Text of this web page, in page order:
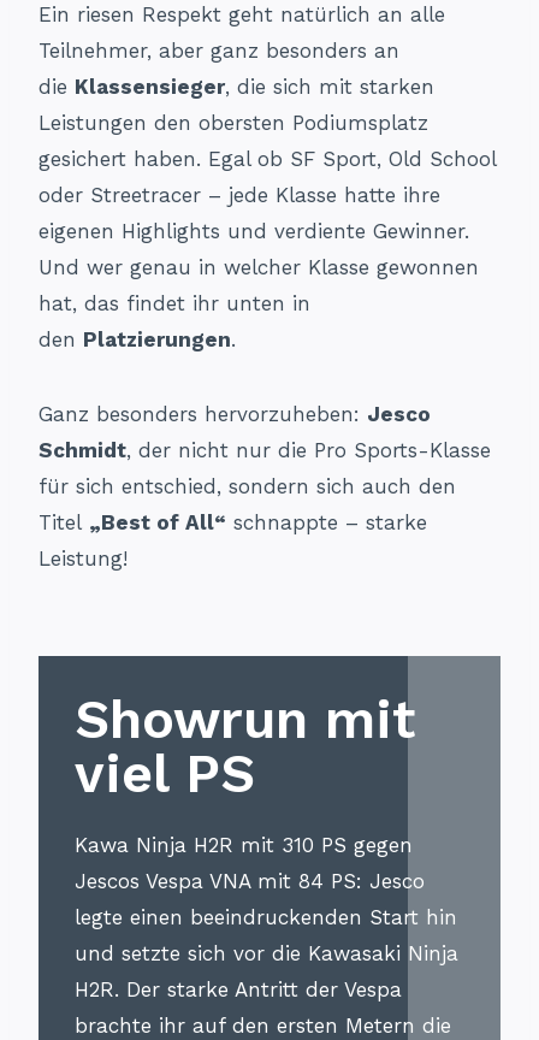
Ein riesen Respekt geht natürlich an alle
Teilnehmer, aber ganz besonders an
die Klassensieger, die sich mit starken
Leistungen den obersten Podiumsplatz
gesichert haben. Egal ob SF Sport, Old School
oder Streetracer – jede Klasse hatte ihre
eigenen Highlights und verdiente Gewinner.
Und wer genau in welcher Klasse gewonnen
hat, das findet ihr unten in
den Platzierungen.
Ganz besonders hervorzuheben: Jesco
Schmidt, der nicht nur die Pro Sports-Klasse
für sich entschied, sondern sich auch den
Titel „Best of All“ schnappte – starke
Leistung!
Showrun mit
viel PS
Kawa Ninja H2R mit 310 PS gegen
Jescos Vespa VNA mit 84 PS: Jesco
legte einen beeindruckenden Start hin
und setzte sich vor die Kawasaki Ninja
H2R. Der starke Antritt der Vespa
brachte ihr auf den ersten Metern die